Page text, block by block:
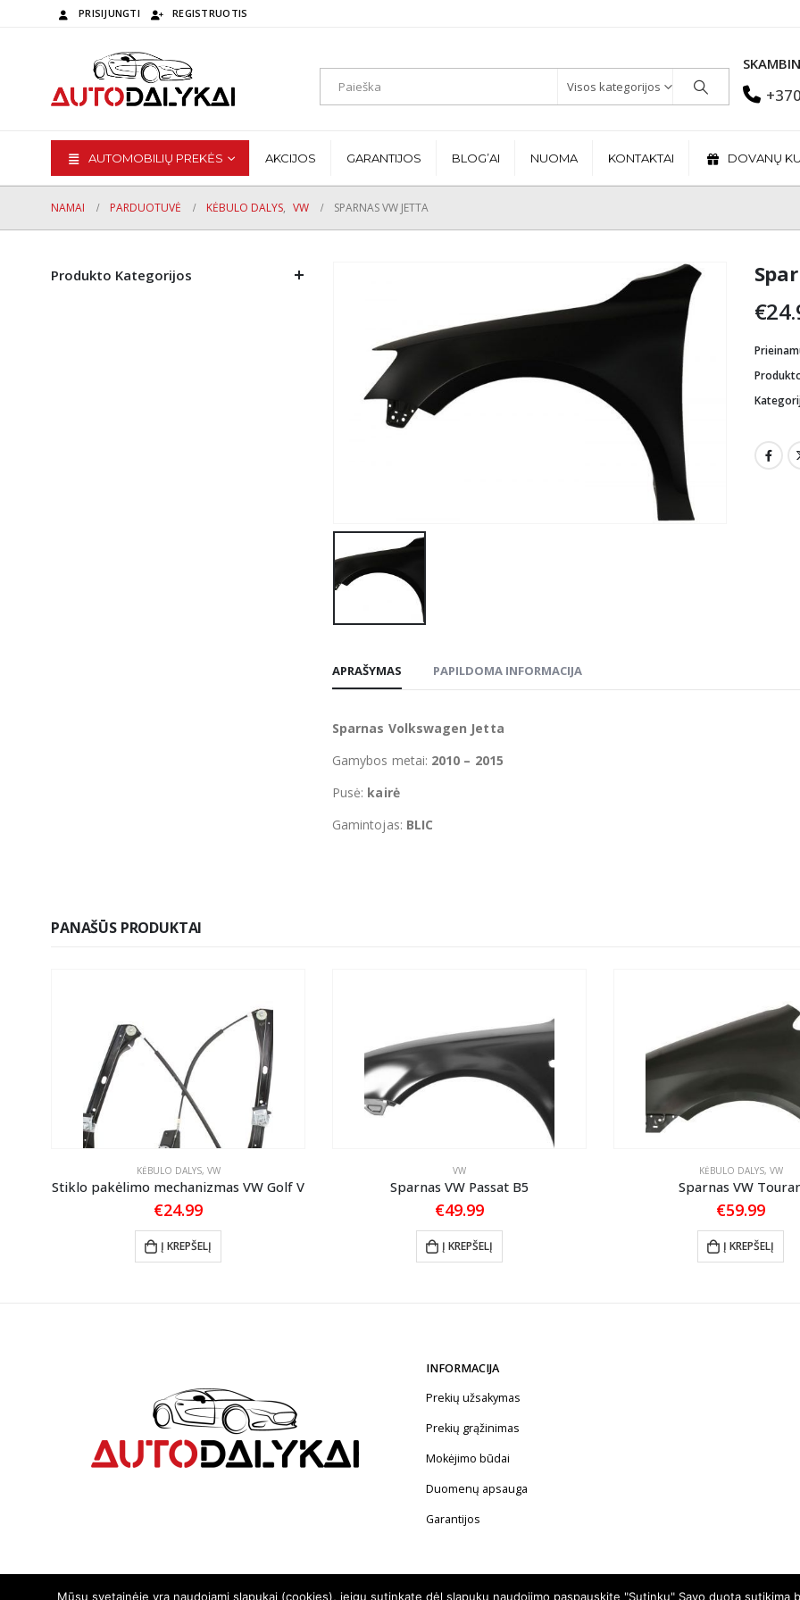
PRISIJUNGTI REGISTRUOTIS
Visos kategorijos
AUTOMOBILIŲ PREKĖS AKCIJOS GARANTIJOS BLOG’AI NUOMA KONTAKTAI DOVANŲ
NAMAI PARDUOTUVĖ KĖBULO DALYS, VW SPARNAS VW JETTA
€
APRAŠYMAS PAPILDOMA INFORMACIJA
Sparnas Volkswagen Jetta
Gamybos metai: 2010 – 2015
Pusė: kairė
Gamintojas: BLIC
Produkto Kategorijos
PANAŠŪS PRODUKTAI
KĖBULO DALYS, VW
Stiklo pakėlimo mechanizmas VW Golf V
€24.99
Į KREPŠELĮ
VW
Sparnas VW Passat B5
€49.99
Į KREPŠELĮ
KĖBULO DALYS, VW
Sparnas VW
€59.99
Į KREPŠELĮ
INFORMACIJA
Prekių užsakymas
Prekių grąžinimas
Mokėjimo būdai
Duomenų apsauga
Garantijos
Mūsų svetainėje yra naudojami slapukai (cookies), jeigu sutinkate dėl slapukų naudojimo paspauskite "Sutinku" Savo duotą